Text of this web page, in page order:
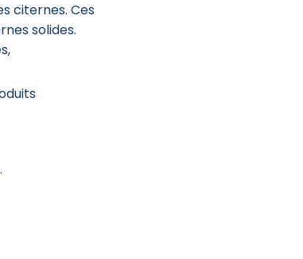
citernes. Ces
solides.